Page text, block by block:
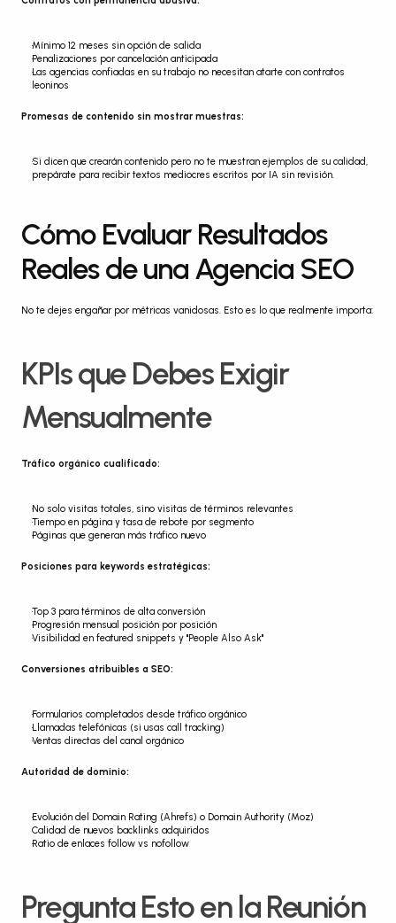
Mínimo 12 meses sin opción de salida
Penalizaciones por cancelación anticipada
Las agencias confiadas en su trabajo no necesitan atarte con contratos
leoninos
Promesas de contenido sin mostrar muestras:
Si dicen que crearán contenido pero no te muestran ejemplos de su calidad,
prepárate para recibir textos mediocres escritos por IA sin revisión.
Cómo Evaluar Resultados
Reales de una Agencia SEO
No te dejes engañar por métricas vanidosas. Esto es lo que realmente importa:
KPIs que Debes Exigir
Mensualmente
Tráfico orgánico cualificado:
No solo visitas totales, sino visitas de términos relevantes
Tiempo en página y tasa de rebote por segmento
Páginas que generan más tráfico nuevo
Posiciones para keywords estratégicas:
Top 3 para términos de alta conversión
Progresión mensual posición por posición
Visibilidad en featured snippets y "People Also Ask"
Conversiones atribuibles a SEO:
Formularios completados desde tráfico orgánico
Llamadas telefónicas (si usas call tracking)
Ventas directas del canal orgánico
Autoridad de dominio:
Evolución del Domain Rating (Ahrefs) o Domain Authority (Moz)
Calidad de nuevos backlinks adquiridos
Ratio de enlaces follow vs nofollow
Pregunta Esto en la Reunión